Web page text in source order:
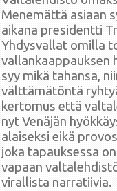
Menemättä asiaan
aikana presidentti
Yhdysvallat omilla
vallankaappauksen
syy mikä tahansa,
välttämätöntä
kertomus että
nyt Venäjän
alaiseksi eikä
joka tapauksessa
vapaan
virallista narratiivia.